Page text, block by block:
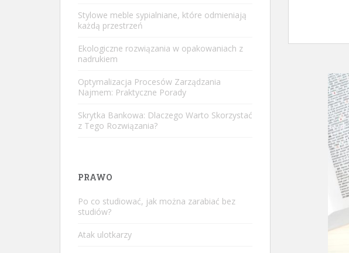
Stylowe meble sypialniane, które odmieniają
każdą przestrzeń
Ekologiczne rozwiązania w opakowaniach z
nadrukiem
Optymalizacja Procesów Zarządzania
Najmem: Praktyczne Porady
Skrytka Bankowa: Dlaczego Warto Skorzystać
z Tego Rozwiązania?
PRAWO
Po co studiować, jak można zarabiać bez
studiów?
Atak ulotkarzy